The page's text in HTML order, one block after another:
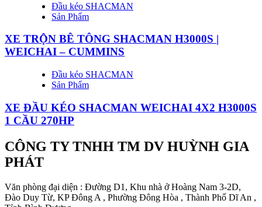
Đầu kéo SHACMAN
Sản Phẩm
XE TRỘN BÊ TÔNG SHACMAN H3000S |
WEICHAI – CUMMINS
Đầu kéo SHACMAN
Sản Phẩm
XE ĐẦU KÉO SHACMAN WEICHAI 4X2 H3000S
1 CẦU 270HP
CÔNG TY TNHH TM DV HUỲNH GIA
PHÁT
Văn phòng đại diện : Đường D1, Khu nhà ở Hoàng Nam 3-2D,
Đào Duy Từ, KP Đông A , Phường Đông Hòa , Thành Phố Dĩ An ,